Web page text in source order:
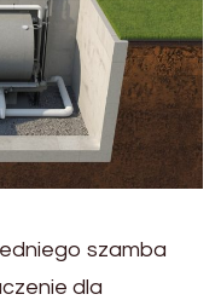
szamba
dla